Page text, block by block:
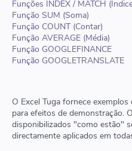
Funções INDEX / MATCH
Função SUM (Soma)
Função COUNT (Contar)
Função AVERAGE (Média)
Função GOOGLEFINANCE
Função GOOGLETRANSLATE
O Excel Tuga fornece
para efeitos de demonstração.
disponibilizados "como estão"
directamente aplicados em